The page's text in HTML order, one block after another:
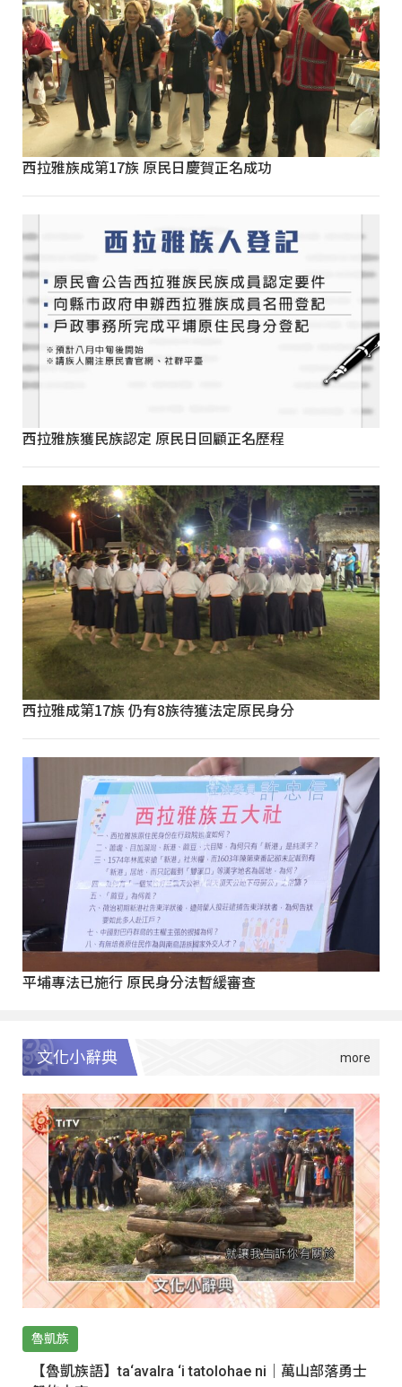
西拉雅族成第17族 原民日慶賀正名成功
西拉雅族獲民族認定 原民日回顧正名歷程
西拉雅成第17族 仍有8族待獲法定原民身分
平埔專法已施行 原民身分法暫緩審查
文化小辭典
魯凱族
【魯凱族語】ta‘avalra ‘i tatolohae ni｜萬山部落勇士